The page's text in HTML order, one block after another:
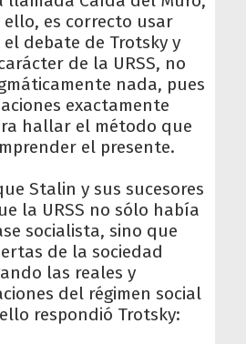
ello, es correcto usar
debate de Trotsky y
de la URSS, no
nada, pues
exactamente
hallar el método que
el presente.
Stalin y sus sucesores
la URSS no sólo había
socialista, sino que
de la sociedad
las reales y
del régimen social
respondió Trotsky: